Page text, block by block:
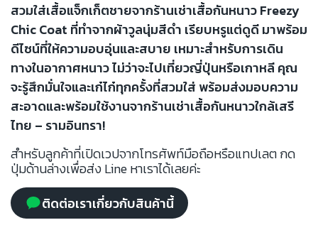
สวมใส่เสื้อแจ็กเก็ตชายจากร้านเช่าเสื้อกันหนาว Freezy
Chic Coat ที่ทำจากผ้าวูลนุ่มสีดำ เรียบหรูแต่ดูดี มาพร้อม
ดีไซน์ที่ให้ความอบอุ่นและสบาย เหมาะสำหรับการเดิน
ทางในอากาศหนาว ไม่ว่าจะไปเที่ยวญี่ปุ่นหรือเกาหลี คุณ
จะรู้สึกมั่นใจและเก๋ไก๋ทุกครั้งที่สวมใส่ พร้อมส่งมอบความ
สะอาดและพร้อมใช้งานจากร้านเช่าเสื้อกันหนาวใกล้เสรี
ไทย – รามอินทรา!
สำหรับลูกค้าที่เปิดเวปจากโทรศัพท์มือถือหรือแทปเลต กด
ปุ่มด้านล่างเพื่อส่ง Line หาเราได้เลยค่ะ
ติดต่อเราเกี่ยวกับสินค้านี้